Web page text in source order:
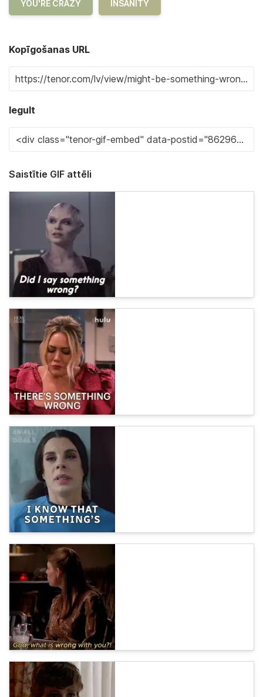
YOU'RE CRAZY INSANITY
Kopīgošanas URL
Iegult
Saistītie GIF attēli